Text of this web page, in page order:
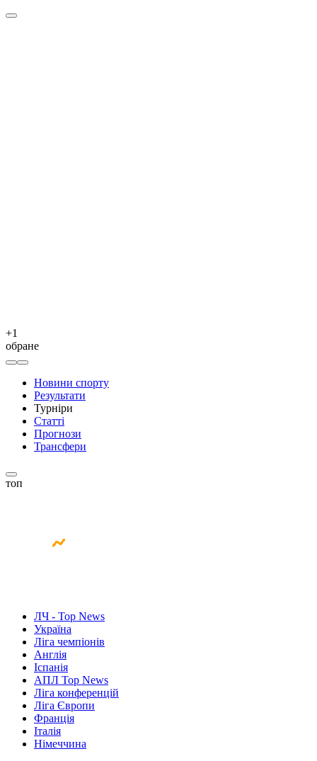
+1
обране
Новини спорту
Результати
Турніри
Статті
Прогнози
Трансфери
топ
ЛЧ - Top News
Україна
Ліга чемпіонів
Англія
Іспанія
АПЛ Top News
Ліга конференцій
Ліга Європи
Франція
Італія
Німеччина